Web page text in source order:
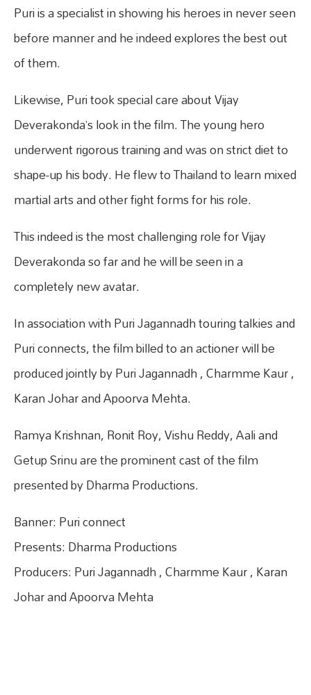
Puri is a specialist in showing his heroes in never seen
before manner and he indeed explores the best out
of them.
Likewise, Puri took special care about Vijay
Deverakonda’s look in the film. The young hero
underwent rigorous training and was on strict diet to
shape-up his body. He flew to Thailand to learn mixed
martial arts and other fight forms for his role.
This indeed is the most challenging role for Vijay
Deverakonda so far and he will be seen in a
completely new avatar.
In association with Puri Jagannadh touring talkies and
Puri connects, the film billed to an actioner will be
produced jointly by Puri Jagannadh , Charmme Kaur ,
Karan Johar and Apoorva Mehta.
Ramya Krishnan, Ronit Roy, Vishu Reddy, Aali and
Getup Srinu are the prominent cast of the film
presented by Dharma Productions.
Banner: Puri connect
Presents: Dharma Productions
Producers: Puri Jagannadh , Charmme Kaur , Karan
Johar and Apoorva Mehta